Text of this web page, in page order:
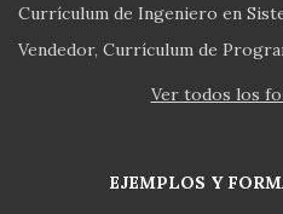
Currículum de Ingeniero en
Vendedor Currículum de
Ver todos los
EJEMPLOS Y